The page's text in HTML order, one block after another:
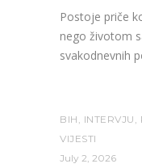
Postoje priče
nego životom
svakodnevnih
BIH , INTERVJU ,
VIJESTI
July 2, 2026